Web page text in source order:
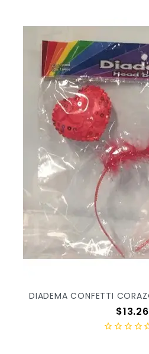
Precio
$13.26